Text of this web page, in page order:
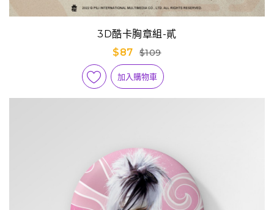
3D酷卡胸章組-貳
$87 $109
加入購物車